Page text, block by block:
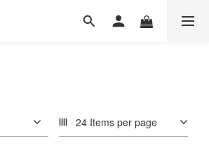
24 Items per page